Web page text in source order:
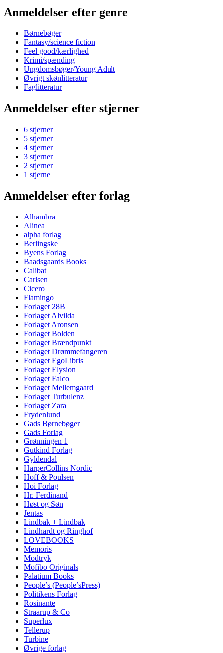
Anmeldelser efter genre
Børnebøger
Fantasy/science fiction
Feel good/kærlighed
Krimi/spænding
Ungdomsbøger/Young Adult
Øvrigt skønlitteratur
Faglitteratur
Anmeldelser efter stjerner
6 stjerner
5 stjerner
4 stjerner
3 stjerner
2 stjerner
1 stjerne
Anmeldelser efter forlag
Alhambra
Alinea
alpha forlag
Berlingske
Byens Forlag
Baadsgaards Books
Calibat
Carlsen
Cicero
Flamingo
Forlaget 28B
Forlaget Alvilda
Forlaget Aronsen
Forlaget Bolden
Forlaget Brændpunkt
Forlaget Drømmefangeren
Forlaget EgoLibris
Forlaget Elysion
Forlaget Falco
Forlaget Mellemgaard
Forlaget Turbulenz
Forlaget Zara
Frydenlund
Gads Børnebøger
Gads Forlag
Grønningen 1
Gutkind Forlag
Gyldendal
HarperCollins Nordic
Hoff & Poulsen
Hoi Forlag
Hr. Ferdinand
Høst og Søn
Jentas
Lindbak + Lindbak
Lindhardt og Ringhof
LOVEBOOKS
Memoris
Modtryk
Mofibo Originals
Palatium Books
People’s (People’sPress)
Politikens Forlag
Rosinante
Straarup & Co
Superlux
Tellerup
Turbine
Øvrige forlag